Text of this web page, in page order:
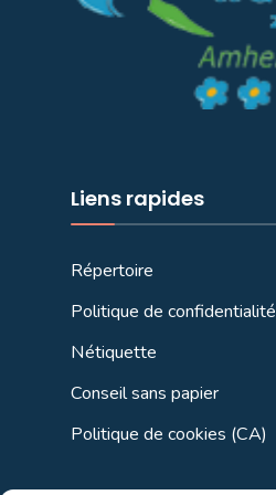
Liens rapides
Répertoire
Politique de confidentialité
Nétiquette
Conseil sans papier
Politique de cookies (CA)